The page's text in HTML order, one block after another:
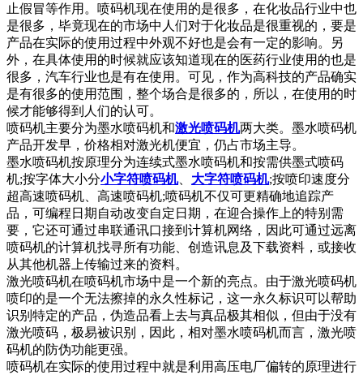
止假冒等作用。喷码机现在使用的是很多，在化妆品行业中也
是很多，毕竟现在的市场中人们对于化妆品是很重视的，要是
产品在实际的使用过程中外观不好也是会有一定的影响。另
外，在具体使用的时候就应该知道现在的医药行业使用的也是
很多，汽车行业也是有在使用。可见，作为高科技的产品确实
是有很多的使用范围，整个场合是很多的，所以，在使用的时
候才能够得到人们的认可。
喷码机主要分为墨水喷码机和激光喷码机两大类。墨水喷码机
产品开发早，价格相对激光机便宜，仍占市场主导。
墨水喷码机按原理分为连续式墨水喷码机和按需供墨式喷码
机;按字体大小分小字符喷码机、 大字符喷码机;按喷印速度分
超高速喷码机、高速喷码机;喷码机不仅可更精确地追踪产
品，可编程日期自动改变自定日期，在迎合操作上的特别需
要，它还可通过串联通讯口接到计算机网络，因此可通过远离
喷码机的计算机找寻所有功能、创造讯息及下载资料，或接收
从其他机器上传输过来的资料。
激光喷码机在喷码机市场中是一个新的亮点。由于激光喷码机
喷印的是一个无法擦掉的永久性标记，这一永久标识可以帮助
识别特定的产品，伪造品看上去与真品极其相似，但由于没有
激光喷码，极易被识别，因此，相对墨水喷码机而言，激光喷
码机的防伪功能更强。
喷码机在实际的使用过程中就是利用高压电厂偏转的原理进行